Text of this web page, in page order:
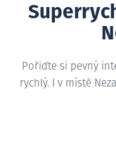
Pořiďte si pevný
rychlý. I v místě